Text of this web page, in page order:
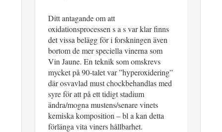
Ditt antagande om att
oxidationsprocessen s a s var klar finns
det vissa belägg för i forskningen även
bortom de mer speciella vinerna som
Vin Jaune. En teknik som omskrevs
mycket på 90-talet var ”hyperoxidering”
där osvavlad must chockbehandlas med
syre för att på ett tidigt stadium
ändra/mogna mustens/senare vinets
kemiska komposition – bl a kan detta
förlänga vita viners hållbarhet.